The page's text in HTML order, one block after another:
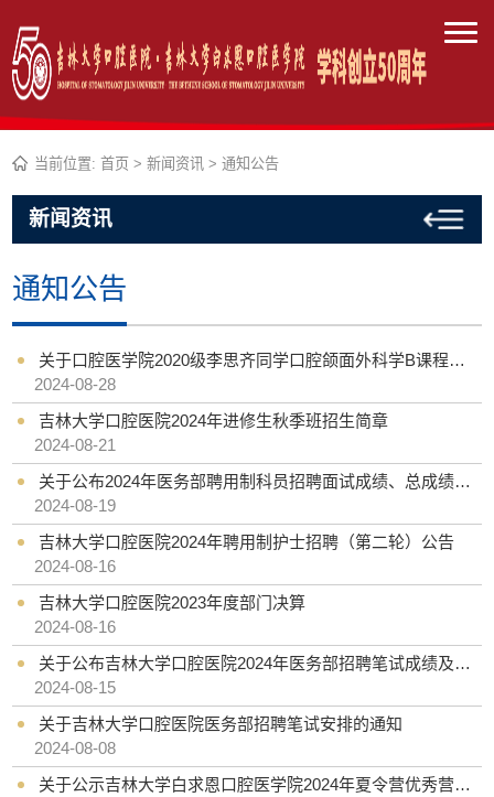
当前位置:首页 >新闻资讯 >通知公告
新闻资讯
通知公告
关于口腔医学院2020级李思齐同学口腔颌面外科学B课程成绩更正的公示
2024-08-28
吉林大学口腔医院2024年进修生秋季班招生简章
2024-08-21
关于公布2024年医务部聘用制科员招聘面试成绩、总成绩及拟聘人选公示的通知
2024-08-19
吉林大学口腔医院2024年聘用制护士招聘（第二轮）公告
2024-08-16
吉林大学口腔医院2023年度部门决算
2024-08-16
关于公布吉林大学口腔医院2024年医务部招聘笔试成绩及面试安排的通知
2024-08-15
关于吉林大学口腔医院医务部招聘笔试安排的通知
2024-08-08
关于公示吉林大学白求恩口腔医学院2024年夏令营优秀营员的通知